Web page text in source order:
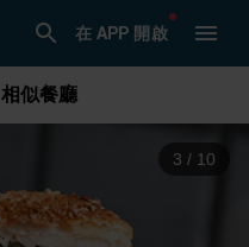
在 APP 開啟
相似餐廳
3 / 10